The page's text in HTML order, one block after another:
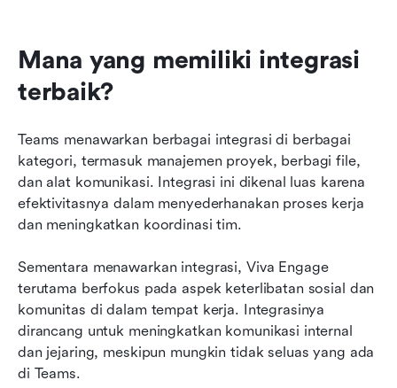
Mana yang memiliki integrasi
terbaik?
Teams menawarkan berbagai integrasi di berbagai
kategori, termasuk manajemen proyek, berbagi file,
dan alat komunikasi. Integrasi ini dikenal luas karena
efektivitasnya dalam menyederhanakan proses kerja
dan meningkatkan koordinasi tim.
Sementara menawarkan integrasi, Viva Engage
terutama berfokus pada aspek keterlibatan sosial dan
komunitas di dalam tempat kerja. Integrasinya
dirancang untuk meningkatkan komunikasi internal
dan jejaring, meskipun mungkin tidak seluas yang ada
di Teams.